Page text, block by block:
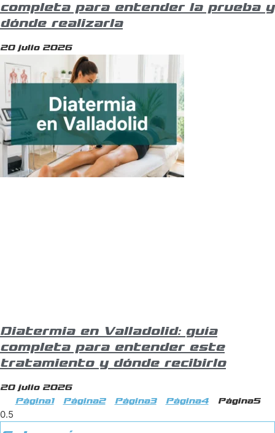
completa para entender la prueba y
dónde realizarla
20 julio 2026
Diatermia en Valladolid: guía
completa para entender este
tratamiento y dónde recibirlo
20 julio 2026
Página1 Página2 Página3 Página4 Página5